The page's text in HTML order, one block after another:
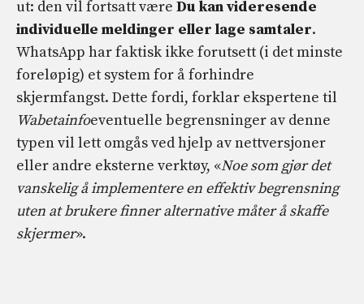
ut: den vil fortsatt være Du kan videresende
individuelle meldinger eller lage samtaler.
WhatsApp har faktisk ikke forutsett (i det minste
foreløpig) et system for å forhindre
skjermfangst. Dette fordi, forklar ekspertene til
Wabetainfoeventuelle begrensninger av denne
typen vil lett omgås ved hjelp av nettversjoner
eller andre eksterne verktøy, «Noe som gjør det
vanskelig å implementere en effektiv begrensning
uten at brukere finner alternative måter å skaffe
skjermer».